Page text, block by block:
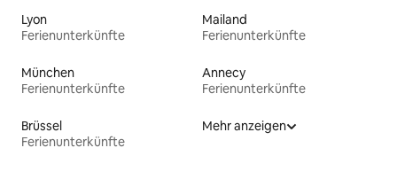
Lyon
Ferienunterkünfte
Mailand
Ferienunterkünfte
München
Ferienunterkünfte
Annecy
Ferienunterkünfte
Brüssel
Ferienunterkünfte
Mehr anzeigen